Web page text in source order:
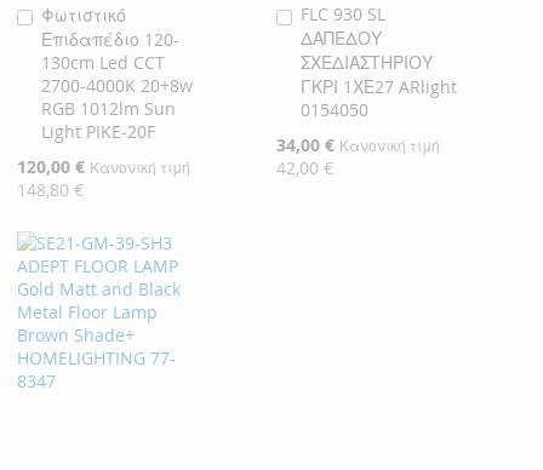
Φωτιστικό
Επιδαπέδιο 120-
130cm Led CCT
2700-4000K 20+8w
RGB 1012lm Sun
Light PIKE-20F
Ειδική
Τιμή
120,00 € Κανονική τιμή
148,80 €
Προσθήκη
στο
Καλάθι
FLC 930 SL
ΔΑΠΕΔΟΥ
ΣΧΕΔΙΑΣΤΗΡΙΟΥ
ΓΚΡΙ 1ΧΕ27 ARlight
0154050
Ειδική
Τιμή
34,00 € Κανονική τιμή
42,00 €
Προσθήκη
στο
Καλάθι